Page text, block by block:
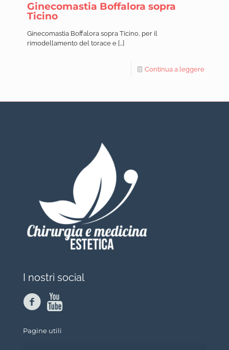
Ginecomastia Boffalora sopra
Ticino
Ginecomastia Boffalora sopra Ticino, per il
rimodellamento del torace e […]
Continua a leggere
I nostri social
Pagine utili